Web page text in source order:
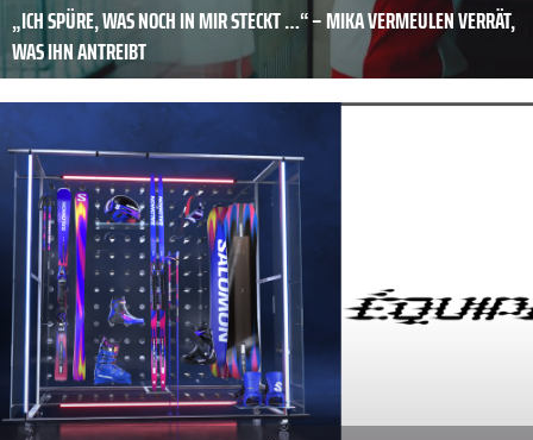
„ICH SPÜRE, WAS NOCH IN MIR STECKT …“ – MIKA VERMEULEN VERRÄT,
WAS IHN ANTREIBT